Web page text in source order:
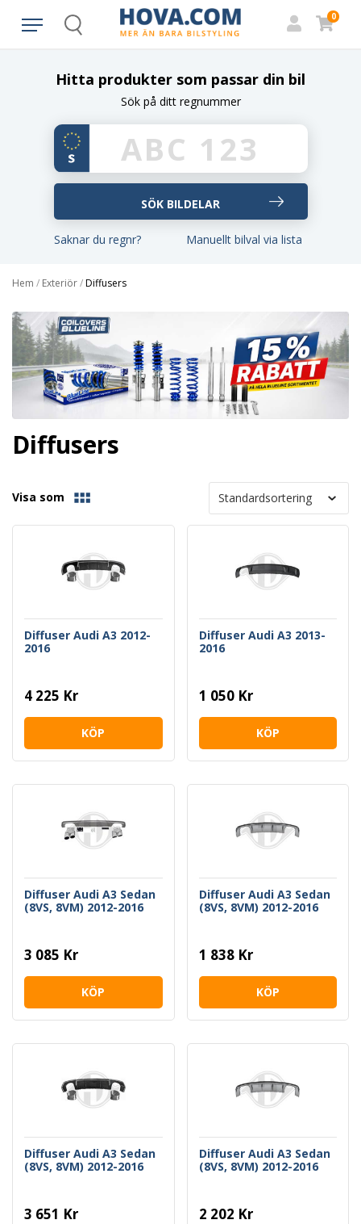
Search
0
Hitta produkter som passar din bil
Sök på ditt regnummer
Saknar du regnr? Manuellt bilval via lista
Hem / Exteriör/Diffusers
Diffusers
Visa som
Diffuser Audi A3 2012-
2016
4 225 Kr
KÖP
Diffuser Audi A3 2013-
2016
1 050 Kr
KÖP
Diffuser Audi A3 Sedan
(8VS, 8VM) 2012-2016
3 085 Kr
KÖP
Diffuser Audi A3 Sedan
(8VS, 8VM) 2012-2016
1 838 Kr
KÖP
Diffuser Audi A3 Sedan
(8VS, 8VM) 2012-2016
3 651 Kr
Diffuser Audi A3 Sedan
(8VS, 8VM) 2012-2016
2 202 Kr